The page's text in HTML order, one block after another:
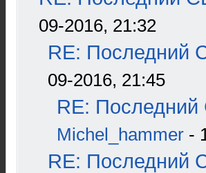
09-2016, 21:32
RE: Последний
09-2016, 21:45
RE: Последний
Michel_hammer -
RE: Последний